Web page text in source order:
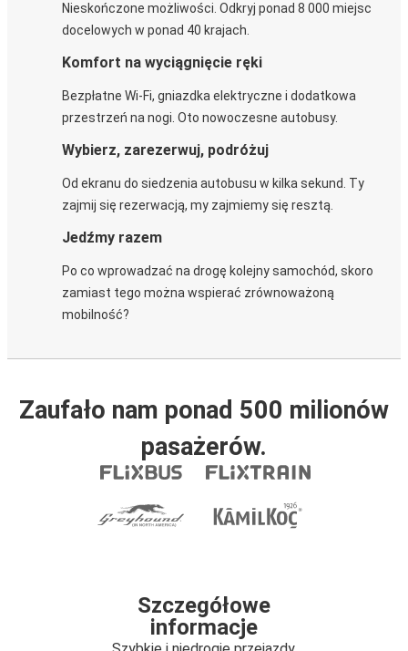
Nieskończone możliwości. Odkryj ponad 8 000 miejsc
docelowych w ponad 40 krajach.
Komfort na wyciągnięcie ręki
Bezpłatne Wi-Fi, gniazdka elektryczne i dodatkowa
przestrzeń na nogi. Oto nowoczesne autobusy.
Wybierz, zarezerwuj, podróżuj
Od ekranu do siedzenia autobusu w kilka sekund. Ty
zajmij się rezerwacją, my zajmiemy się resztą.
Jedźmy razem
Po co wprowadzać na drogę kolejny samochód, skoro
zamiast tego można wspierać zrównoważoną
mobilność?
Zaufało nam ponad 500 milionów
pasażerów.
Szczegółowe
informacje